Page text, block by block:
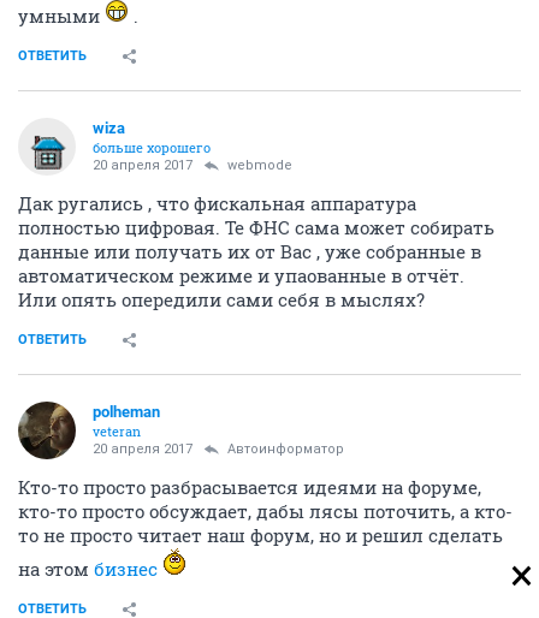
умными
.
ОТВЕТИТЬ
wiza
больше хорошего
20 апреля 2017 webmode
Дак ругались , что фискальная аппаратура
полностью цифровая. Те ФНС сама может собирать
данные или получать их от Вас , уже собранные в
автоматическом режиме и упаованные в отчёт.
Или опять опередили сами себя в мыслях?
ОТВЕТИТЬ
polheman
veteran
20 апреля 2017 Автоинформатор
Кто-то просто разбрасывается идеями на форуме,
кто-то просто обсуждает, дабы лясы поточить, а кто-
то не просто читает наш форум, но и решил сделать
на этом бизнес
ОТВЕТИТЬ